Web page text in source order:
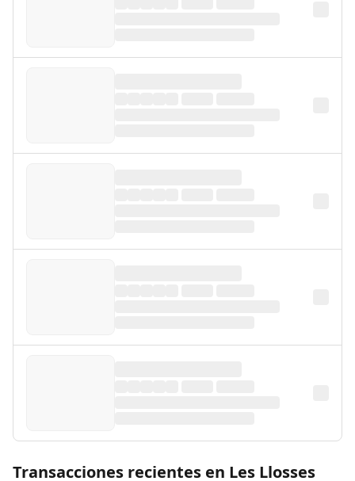
Transacciones recientes en Les Llosses